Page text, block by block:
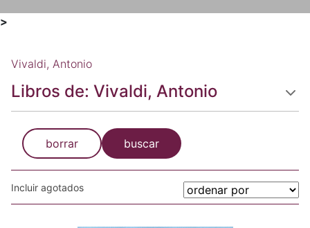
>
Vivaldi, Antonio
Libros de: Vivaldi, Antonio
borrar buscar
Incluir agotados